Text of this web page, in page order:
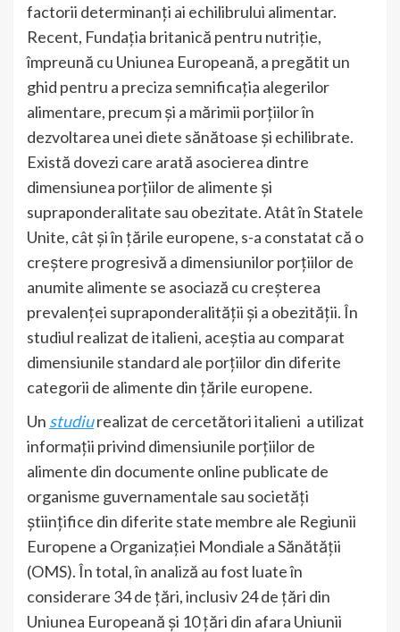
factorii determinanți ai echilibrului alimentar.
Recent, Fundația britanică pentru nutriție,
împreună cu Uniunea Europeană, a pregătit un
ghid pentru a preciza semnificația alegerilor
alimentare, precum și a mărimii porțiilor în
dezvoltarea unei diete sănătoase și echilibrate.
Există dovezi care arată asocierea dintre
dimensiunea porțiilor de alimente și
supraponderalitate sau obezitate. Atât în Statele
Unite, cât și în țările europene, s-a constatat că o
creștere progresivă a dimensiunilor porțiilor de
anumite alimente se asociază cu creșterea
prevalenței supraponderalității și a obezității. În
studiul realizat de italieni, aceștia au comparat
dimensiunile standard ale porțiilor din diferite
categorii de alimente din țările europene.
Un studiurealizat de cercetători italieni a utilizat
informații privind dimensiunile porțiilor de
alimente din documente online publicate de
organisme guvernamentale sau societăți
științifice din diferite state membre ale Regiunii
Europene a Organizației Mondiale a Sănătății
(OMS). În total, în analiză au fost luate în
considerare 34 de țări, inclusiv 24 de țări din
Uniunea Europeană și 10 țări din afara Uniunii